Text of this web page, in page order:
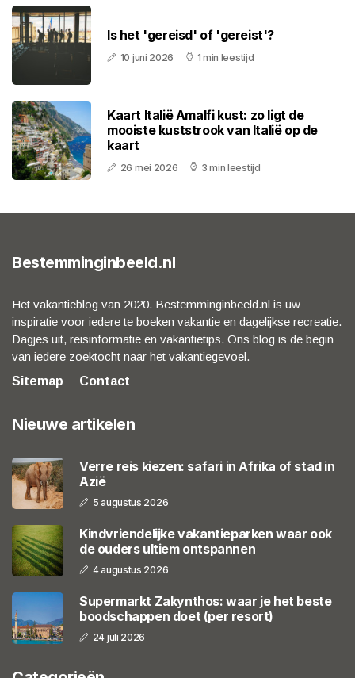
Is het 'gereisd' of 'gereist'?
10 juni 2026 1 min leestijd
Kaart Italië Amalfi kust: zo ligt de
mooiste kuststrook van Italië op de
kaart
26 mei 2026 3 min leestijd
Bestemminginbeeld.nl
Het vakantieblog van 2020. Bestemminginbeeld.nl is uw
inspiratie voor iedere te boeken vakantie en dagelijkse recreatie.
Dagjes uit, reisinformatie en vakantietips. Ons blog is de begin
van iedere zoektocht naar het vakantiegevoel.
Sitemap
Contact
Nieuwe artikelen
Verre reis kiezen: safari in Afrika of stad in
Azië
5 augustus 2026
Kindvriendelijke vakantieparken waar ook
de ouders ultiem ontspannen
4 augustus 2026
Supermarkt Zakynthos: waar je het beste
boodschappen doet (per resort)
24 juli 2026